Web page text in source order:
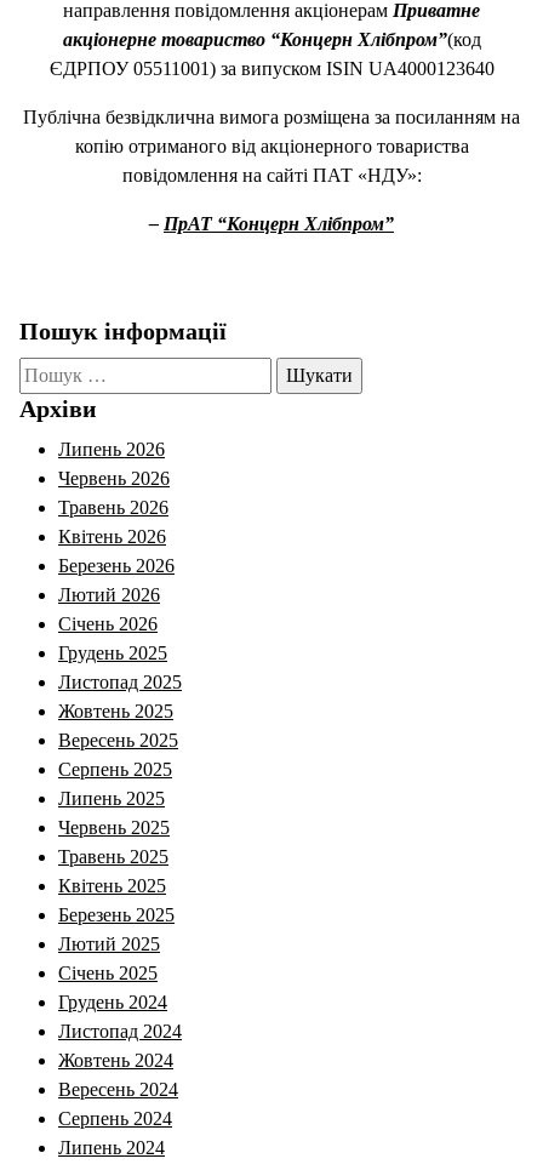
направлення повідомлення акціонерам Приватне
акціонерне товариство “Концерн Хлібпром”(код
ЄДРПОУ 05511001) за випуском ISIN UA4000123640
Публічна безвідклична вимога розміщена за посиланням на
копію отриманого від акціонерного товариства
повідомлення на сайті ПАТ «НДУ»:
– ПрАТ “Концерн Хлібпром”
Пошук інформації
Пошук:
Архіви
Липень 2026
Червень 2026
Травень 2026
Квітень 2026
Березень 2026
Лютий 2026
Січень 2026
Грудень 2025
Листопад 2025
Жовтень 2025
Вересень 2025
Серпень 2025
Липень 2025
Червень 2025
Травень 2025
Квітень 2025
Березень 2025
Лютий 2025
Січень 2025
Грудень 2024
Листопад 2024
Жовтень 2024
Вересень 2024
Серпень 2024
Липень 2024